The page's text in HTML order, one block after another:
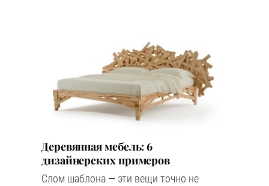
Деревянная мебель: 6
дизайнерских примеров
Слом шаблона — эти вещи точно не